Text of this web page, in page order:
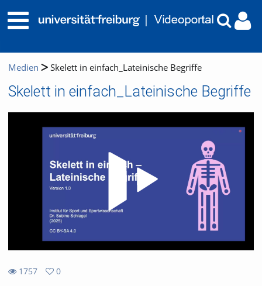
Medien Skelett in einfach_Lateinische Begriffe
Skelett in einfach_Lateinische Begriffe
1757
0